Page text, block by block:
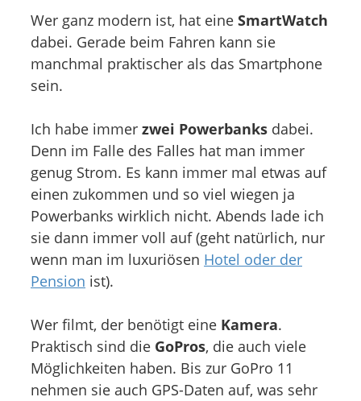
Wer ganz modern ist, hat eine SmartWatch
dabei. Gerade beim Fahren kann sie
manchmal praktischer als das Smartphone
sein.
Ich habe immer zwei Powerbanks dabei.
Denn im Falle des Falles hat man immer
genug Strom. Es kann immer mal etwas auf
einen zukommen und so viel wiegen ja
Powerbanks wirklich nicht. Abends lade ich
sie dann immer voll auf (geht natürlich, nur
wenn man im luxuriösen Hotel oder der
Pension ist).
Wer filmt, der benötigt eine Kamera.
Praktisch sind die GoPros, die auch viele
Möglichkeiten haben. Bis zur GoPro 11
nehmen sie auch GPS-Daten auf, was sehr